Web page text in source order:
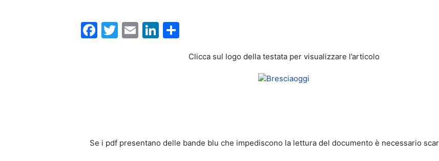
Facebook
Twitter
EmailLinkedIn
Clicca sul logo della testata per visualizzare l’articolo
Se i pdf presentano delle bande blu che impediscono la lettura del documento è necessario